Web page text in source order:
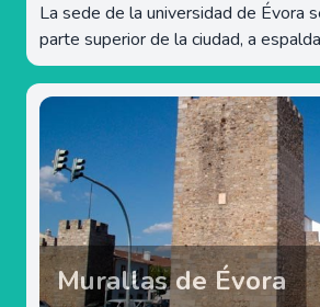
La sede de la universidad de Évora
parte superior de la ciudad, a
Murallas de Évora